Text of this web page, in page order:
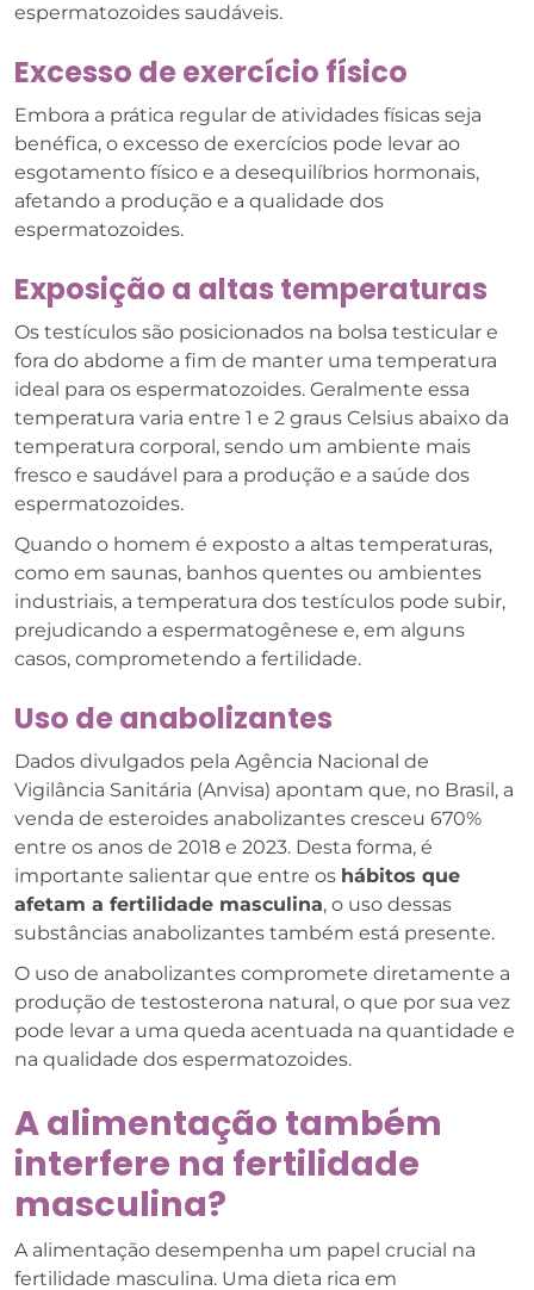
espermatozoides saudáveis.
Excesso de exercício físico
Embora a prática regular de atividades físicas seja
benéfica, o excesso de exercícios pode levar ao
esgotamento físico e a desequilíbrios hormonais,
afetando a produção e a qualidade dos
espermatozoides.
Exposição a altas temperaturas
Os testículos são posicionados na bolsa testicular e
fora do abdome a fim de manter uma temperatura
ideal para os espermatozoides. Geralmente essa
temperatura varia entre 1 e 2 graus Celsius abaixo da
temperatura corporal, sendo um ambiente mais
fresco e saudável para a produção e a saúde dos
espermatozoides.
Quando o homem é exposto a altas temperaturas,
como em saunas, banhos quentes ou ambientes
industriais, a temperatura dos testículos pode subir,
prejudicando a espermatogênese e, em alguns
casos, comprometendo a fertilidade.
Uso de anabolizantes
Dados divulgados pela Agência Nacional de
Vigilância Sanitária (Anvisa) apontam que, no Brasil, a
venda de esteroides anabolizantes cresceu 670%
entre os anos de 2018 e 2023. Desta forma, é
importante salientar que entre os hábitos que
afetam a fertilidade masculina, o uso dessas
substâncias anabolizantes também está presente.
O uso de anabolizantes compromete diretamente a
produção de testosterona natural, o que por sua vez
pode levar a uma queda acentuada na quantidade e
na qualidade dos espermatozoides.
A alimentação também
interfere na fertilidade
masculina?
A alimentação desempenha um papel crucial na
fertilidade masculina. Uma dieta rica em